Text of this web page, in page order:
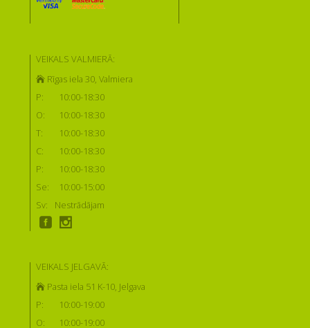
VEIKALS VALMIERĀ:
Rīgas iela 30, Valmiera
P:
10:00-18:30
O:
10:00-18:30
T:
10:00-18:30
C:
10:00-18:30
P:
10:00-18:30
Se:
10:00-15:00
Sv:
Nestrādājam
VEIKALS JELGAVĀ:
Pasta iela 51 K-10, Jelgava
P:
10:00-19:00
O:
10:00-19:00